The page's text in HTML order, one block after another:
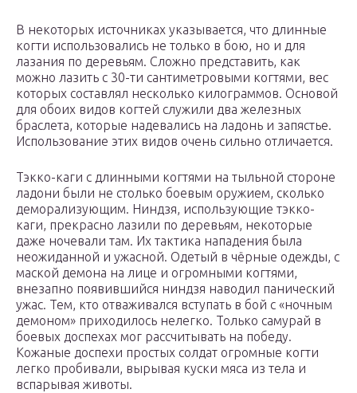
В некоторых источниках указывается, что длинные
когти использовались не только в бою, но и для
лазания по деревьям. Сложно представить, как
можно лазить с 30-ти сантиметровыми когтями, вес
которых составлял несколько килограммов. Основой
для обоих видов когтей служили два железных
браслета, которые надевались на ладонь и запястье.
Использование этих видов очень сильно отличается.
Тэкко-каги с длинными когтями на тыльной стороне
ладони были не столько боевым оружием, сколько
деморализующим. Ниндзя, использующие тэкко-
каги, прекрасно лазили по деревьям, некоторые
даже ночевали там. Их тактика нападения была
неожиданной и ужасной. Одетый в чёрные одежды, с
маской демона на лице и огромными когтями,
внезапно появившийся ниндзя наводил панический
ужас. Тем, кто отваживался вступать в бой с «ночным
демоном» приходилось нелегко. Только самурай в
боевых доспехах мог рассчитывать на победу.
Кожаные доспехи простых солдат огромные когти
легко пробивали, вырывая куски мяса из тела и
вспарывая животы.